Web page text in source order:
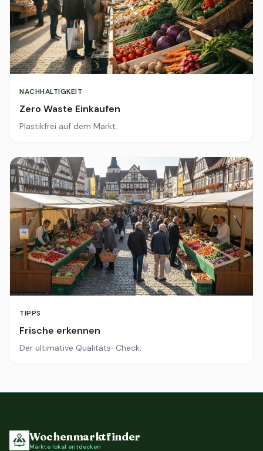
NACHHALTIGKEIT
Zero Waste Einkaufen
Plastikfrei auf dem Markt.
TIPPS
Frische erkennen
Der ultimative Qualitäts-Check.
Wochenmarktfinder
Märkte lokal entdecken